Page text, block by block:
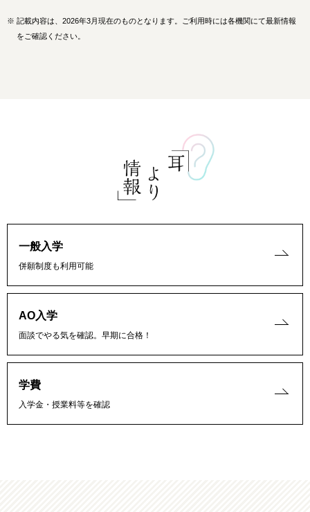
※ 記載内容は、2026年3月現在のものとなります。ご利用時には各機関にて最新情報
をご確認ください。
一般入学
併願制度も利用可能
AO入学
面談でやる気を確認。早期に合格！
学費
入学金・授業料等を確認